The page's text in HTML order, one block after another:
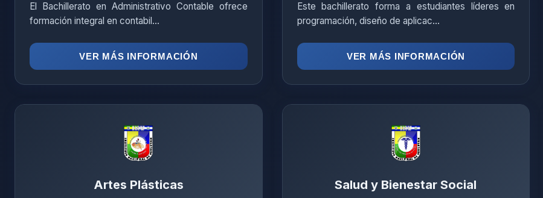
El Bachillerato en Administrativo Contable ofrece
formación integral en contabil...
VER MÁS INFORMACIÓN
Este bachillerato forma a estudiantes líderes en
programación, diseño de aplicac...
VER MÁS INFORMACIÓN
Artes Plásticas Salud y Bienestar Social